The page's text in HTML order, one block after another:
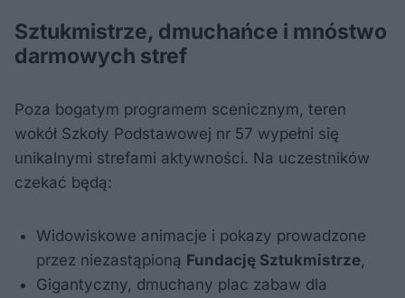
Sztukmistrze, dmuchańce i mnóstwo
darmowych stref
Poza bogatym programem scenicznym, teren
wokół Szkoły Podstawowej nr 57 wypełni się
unikalnymi strefami aktywności. Na uczestników
czekać będą:
Widowiskowe animacje i pokazy prowadzone
przez niezastąpioną Fundację Sztukmistrze
Gigantyczny, dmuchany plac zabaw dla